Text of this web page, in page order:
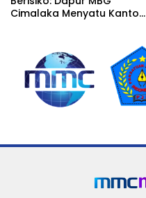
Cimalaka Menyatu Kantor